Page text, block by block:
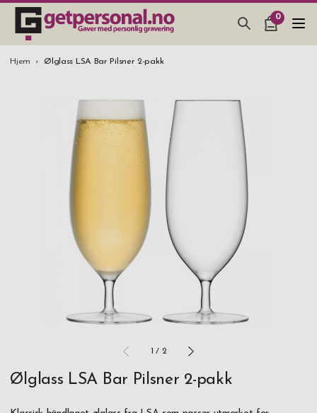
0
GAVER & GADGETS
SMYKKER & ACCESSOARER
GAVETIPS
JULEGAVETIPS
Hjem Ølglass LSA Bar Pilsner 2-pakk
1 / 2
Ølglass LSA Bar Pilsner 2-pakk